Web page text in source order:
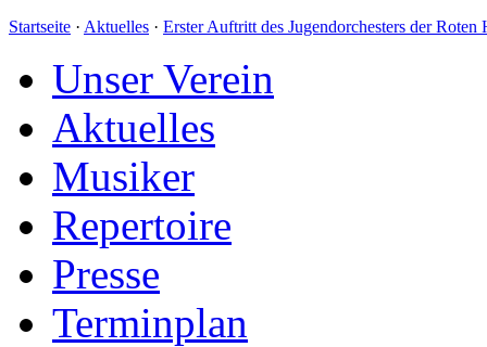
Startseite · Aktuelles · Erster Auftritt des Jugendorchesters der Roten
Unser Verein
Aktuelles
Musiker
Repertoire
Presse
Terminplan